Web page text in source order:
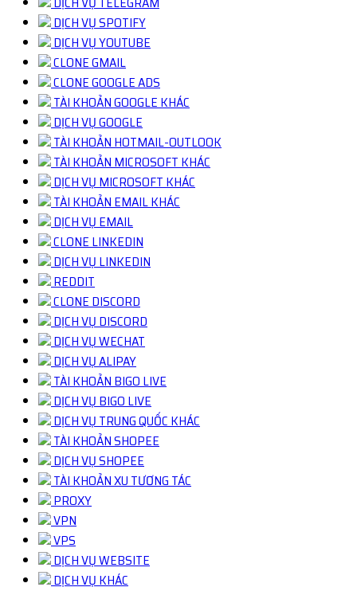
DỊCH VỤ SPOTIFY
DỊCH VỤ YOUTUBE
CLONE GMAIL
CLONE GOOGLE ADS
TÀI KHOẢN GOOGLE KHÁC
DỊCH VỤ GOOGLE
TÀI KHOẢN HOTMAIL-OUTLOOK
TÀI KHOẢN MICROSOFT KHÁC
DỊCH VỤ MICROSOFT KHÁC
TÀI KHOẢN EMAIL KHÁC
DỊCH VỤ EMAIL
CLONE LINKEDIN
DỊCH VỤ LINKEDIN
REDDIT
CLONE DISCORD
DỊCH VỤ DISCORD
DỊCH VỤ WECHAT
DỊCH VỤ ALIPAY
TÀI KHOẢN BIGO LIVE
DỊCH VỤ BIGO LIVE
DỊCH VỤ TRUNG QUỐC KHÁC
TÀI KHOẢN SHOPEE
DỊCH VỤ SHOPEE
TÀI KHOẢN XU TƯƠNG TÁC
PROXY
VPN
VPS
DỊCH VỤ WEBSITE
DỊCH VỤ KHÁC